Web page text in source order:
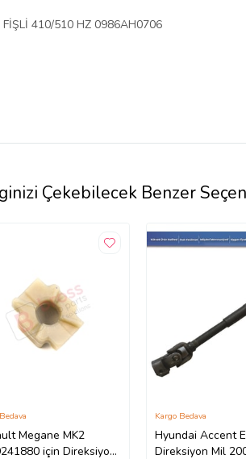
FİŞLİ 410/510 HZ 0986AH0706
Çekebilecek Benzer
Megane MK2
için Direksiyon
Hyundai Accent
Direksiyon Mil
Kargo Bedava